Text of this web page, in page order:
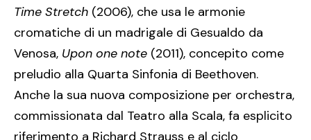
Time Stretch (2006), che usa le armonie
cromatiche di un madrigale di Gesualdo da
Venosa, Upon one note (2011), concepito come
preludio alla Quarta Sinfonia di Beethoven.
Anche la sua nuova composizione per orchestra,
commissionata dal Teatro alla Scala, fa esplicito
riferimento a Richard Strauss e al ciclo